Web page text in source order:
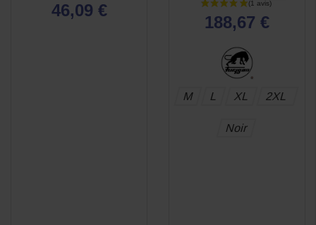
46,09 €
188,67 €
M L XL 2XL
Noir